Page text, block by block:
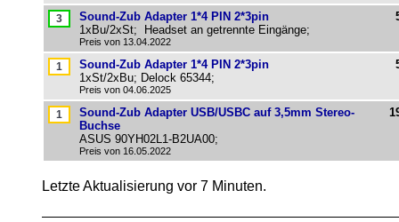
Sound-Zub Adapter 1*4 PIN 2*3pin
1xBu/2xSt; Headset an getrennte Eingänge;
Preis von 13.04.2022
Sound-Zub Adapter 1*4 PIN 2*3pin
1xSt/2xBu; Delock 65344;
Preis von 04.06.2025
Sound-Zub Adapter USB/USBC auf 3,5mm Stereo-
Buchse
ASUS 90YH02L1-B2UA00;
Preis von 16.05.2022
Letzte Aktualisierung vor 7 Minuten.